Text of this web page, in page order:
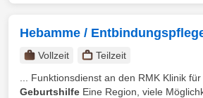
Hebamme /
Vollzeit
Teilzeit
... Funktionsdienst an den RMK Klinik
Geburtshilfe Eine Region, viele